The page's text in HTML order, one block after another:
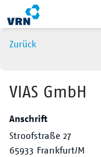
Auskunft
für
Kontakt
Gebärdensprache
Hauptnavigation
Liniennetz
Zurück
VIAS GmbH
Anschrift
Stroofstraße 27
65933 Frankfurt/M